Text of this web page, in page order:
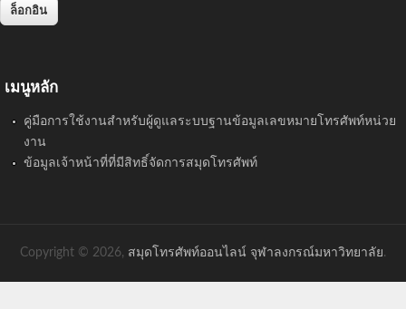
เมนูหลัก
คู่มือการใช้งานสำหรับผู้ดูแลระบบฐานข้อมูลเลขหมายโทรศัพท์หน่วย
งาน
ข้อมูลเจ้าหน้าที่ที่มีสิทธิ์จัดการสมุดโทรศัพท์
Copyright © 2026, สมุดโทรศัพท์ออนไลน์ จุฬาลงกรณ์มหาวิทยาลัย.